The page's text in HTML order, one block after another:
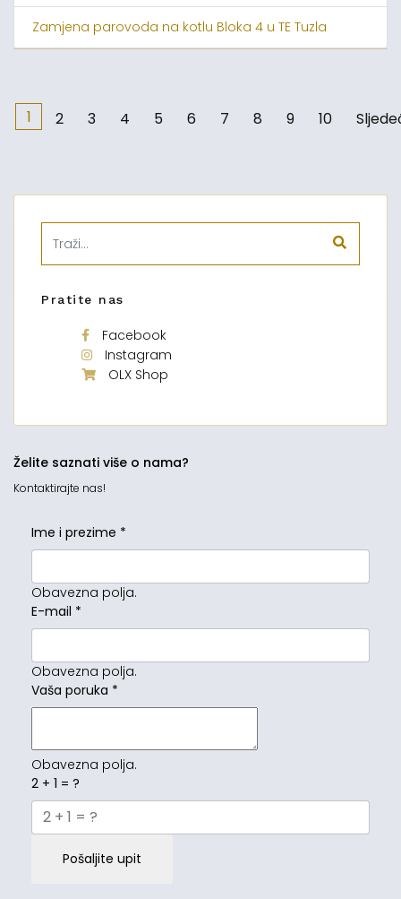
Zamjena parovoda na kotlu Bloka 4 u TE Tuzla
1 2 3 4 5 6 7 8 9 10
Pratite nas
Facebook
Instagram
OLX Shop
Želite saznati više o nama?
Kontaktirajte nas!
Ime i prezime *
Obavezna polja.
E-mail *
Obavezna polja.
Vaša poruka *
Obavezna polja.
2 + 1 = ?
Pošaljite upit